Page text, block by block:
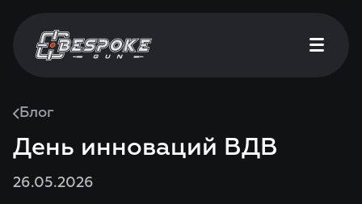
Блог
День инноваций ВДВ
26.05.2026